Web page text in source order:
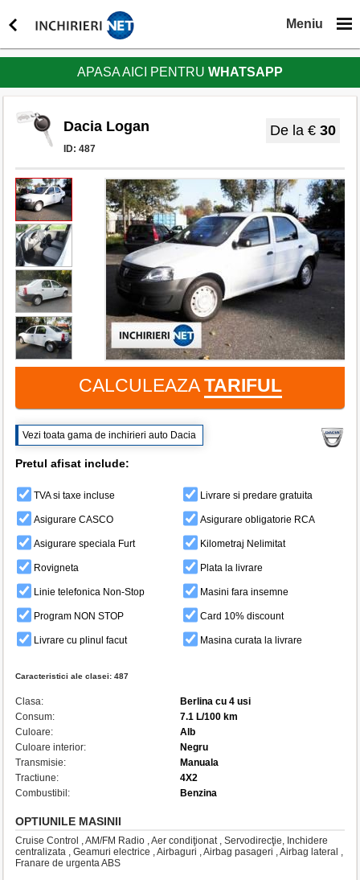
Meniu
APASA AICI PENTRUWHATSAPP
Dacia Logan
ID: 487
De la € 30
Caracteristici ale clasei: 487
Clasa:
Berlina cu 4 usi
Consum:
7.1 L/100 km
Culoare:
Alb
Culoare interior:
Negru
Transmisie:
Manuala
Tractiune:
4X2
Combustibil:
Benzina
OPTIUNILE MASINII
Cruise Control , AM/FM Radio , Aer condiţionat , Servodirecţie, Inchidere
centralizata , Geamuri electrice , Airbaguri , Airbag pasageri , Airbag lateral ,
Franare de urgenta ABS
CALCULEAZATARIFUL
Vezi toata gama de inchirieri auto Dacia
Pretul afisat include:
TVA si taxe incluse Livrare si predare gratuita
Asigurare CASCO Asigurare obligatorie RCA
Asigurare speciala Furt Kilometraj Nelimitat
Rovigneta Plata la livrare
Linie telefonica Non-Stop Masini fara insemne
Program NON STOP Card 10% discount
Livrare cu plinul facut Masina curata la livrare